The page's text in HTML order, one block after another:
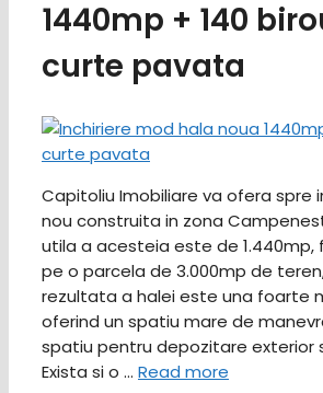
1440mp + 140
curte pavata
Capitoliu Imobiliare va ofera spre
nou construita in zona
utila a acesteia este de 1.440mp,
pe o parcela de 3.000mp de
rezultata a halei este una foarte
oferind un spatiu mare de
spatiu pentru depozitare exterior
Exista si o … Read more